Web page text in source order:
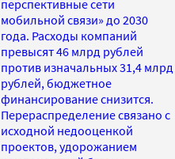
перспективные сети
мобильной связи» до 2030
года. Расходы компаний
превысят 46 млрд рублей
против изначальных 31,4 млрд
рублей, бюджетное
финансирование снизится.
Перераспределение связано с
исходной недооценкой
проектов, удорожанием